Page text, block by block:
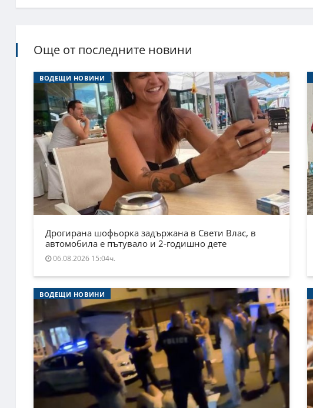
Още от последните новини
ВОДЕЩИ НОВИНИ
Дрогирана шофьорка задържана в Свети Влас, в
автомобила е пътувало и 2-годишно дете
06.08.2026 15:04ч.
ВОДЕЩИ НОВИНИ